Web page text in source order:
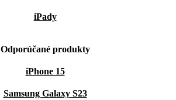
iPady
Odporúčané produkty
iPhone 15
Samsung Galaxy S23